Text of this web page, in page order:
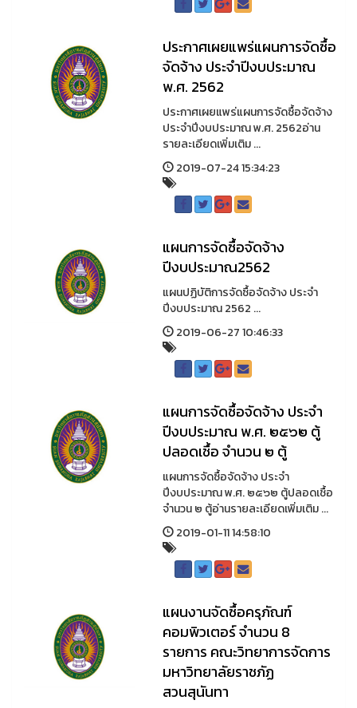
ประกาศเผยแพร่แผนการจัดซื้อ
จัดจ้าง ประจำปีงบประมาณ
พ.ศ. 2562
ประกาศเผยแพร่แผนการจัดซื้อจัดจ้าง
ประจำปีงบประมาณ พ.ศ. 2562อ่าน
รายละเอียดเพิ่มเติม ...
2019-07-24 15:34:23
แผนการจัดซื้อจัดจ้าง
ปีงบประมาณ2562
แผนปฏิบัติการจัดซื้อจัดจ้าง ประจำ
ปีงบประมาณ 2562 ...
2019-06-27 10:46:33
แผนการจัดซื้อจัดจ้าง ประจํา
ปีงบประมาณ พ.ศ. ๒๕๖๒ ตู้
ปลอดเชื้อ จํานวน ๒ ตู้
แผนการจัดซื้อจัดจ้าง ประจํา
ปีงบประมาณ พ.ศ. ๒๕๖๒ ตู้ปลอดเชื้อ
จํานวน ๒ ตู้อ่านรายละเอียดเพิ่มเติม ...
2019-01-11 14:58:10
แผนงานจัดซื้อครุภัณฑ์
คอมพิวเตอร์ จํานวน 8
รายการ คณะวิทยาการจัดการ
มหาวิทยาลัยราชภัฏ
สวนสุนันทา